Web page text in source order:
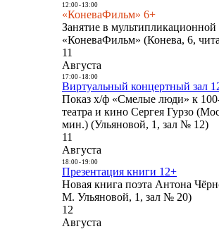
12:00- 13:00
«КоневаФильм» 6+
Занятие в мультипликационной
«КоневаФильм» (Конева, 6,
11
Августа
17:00- 18:00
Виртуальный концертный зал
Показ х/ф «Смелые люди» к
театра и кино Сергея Гурзо
мин.) (Ульяновой, 1, зал № 12)
11
Августа
18:00- 19:00
Презентация книги 12+
Новая книга поэта Антона
М. Ульяновой, 1, зал № 20)
12
Августа